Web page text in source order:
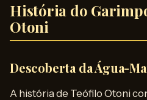
História do
Otoni
Descoberta da Água-
A história de Teófilo Otoni